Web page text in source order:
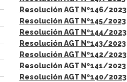
Resolución AGT Nº146/2023
Resolución AGT Nº145/2023
Resolución AGT Nº144/2023
Resolución AGT Nº143/2023
Resolución AGT Nº142/2023
Resolución AGT Nº141/2023
Resolución AGT Nº140/2023